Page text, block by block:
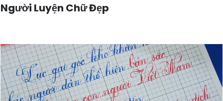
Người Luyện Chữ Đẹp